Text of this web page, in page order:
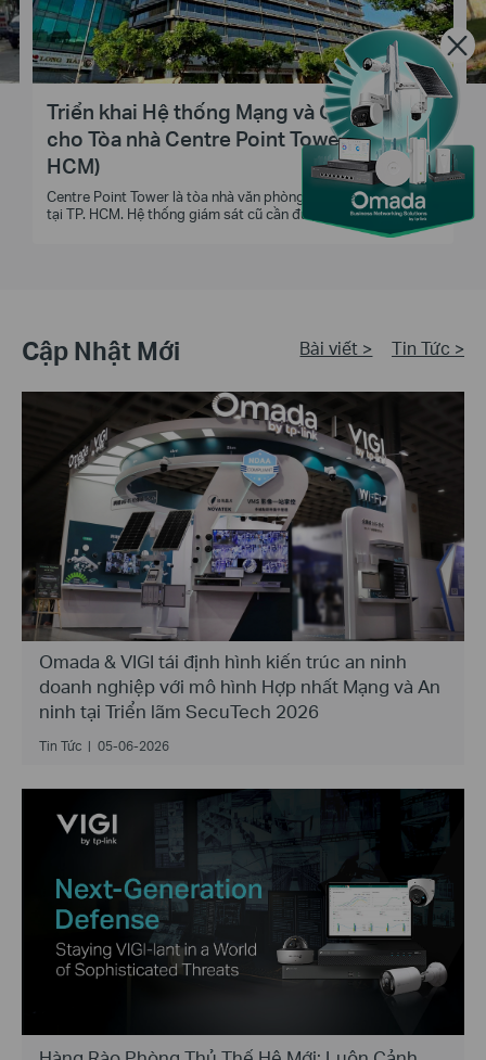
Triển khai Hệ thống Mạng và Giám sát
cho Tòa nhà Centre Point Tower (TP.
HCM)
Centre Point Tower là tòa nhà văn phòng cho thuê hạng B+,
tại TP. HCM. Hệ thống giám sát cũ cần được nâng cấp để đáp
ứng nhu cầu quản lý tập trung toàn tòa nhà, bao gồm hành
Cập Nhật Mới Bài viết > Tin Tức >
Omada & VIGI tái định hình kiến trúc an ninh
doanh nghiệp với mô hình Hợp nhất Mạng và An
ninh tại Triển lãm SecuTech 2026
Tin Tức | 05-06-2026